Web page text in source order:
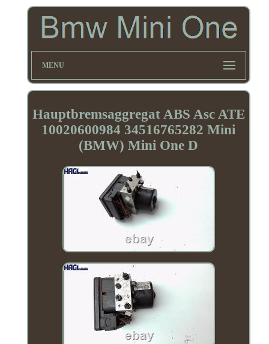
MENU
Hauptbremsaggregat ABS Asc ATE
10020600984 34516765282 Mini
(BMW) Mini One D